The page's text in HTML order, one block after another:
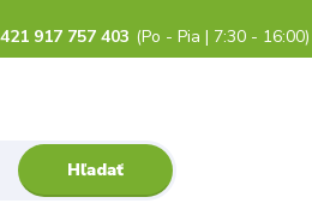
Hľadať
917 757 403 (Po - Pia | 7:30 - 16:00)